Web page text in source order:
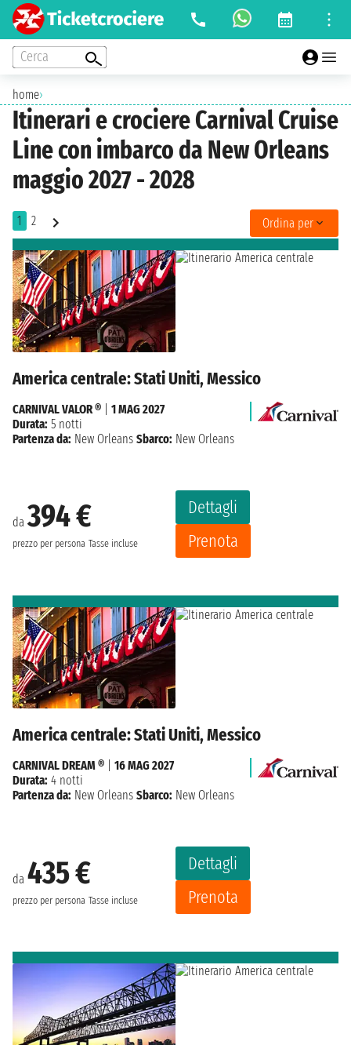
Cerca
home›
Itinerari e crociere Carnival Cruise
Line con imbarco da New Orleans
maggio 2027 - 2028
1 2 Ordina per
America centrale: Stati Uniti, Messico
da394 €
prezzo per persona Tasse incluse
Dettagli
Prenota
CARNIVAL VALOR ®
1 MAG 2027
Durata: 5 notti
Partenza da: New Orleans Sbarco: New Orleans
America centrale: Stati Uniti, Messico
da 435 €
prezzo per persona Tasse incluse
Dettagli
Prenota
CARNIVAL DREAM ®
16 MAG 2027
Durata: 4 notti
Partenza da: New Orleans Sbarco: New Orleans